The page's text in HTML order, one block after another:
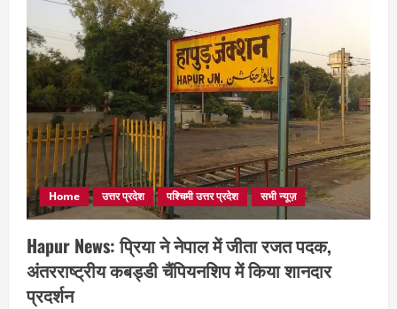
Home उत्तर प्रदेश पश्चिमी उत्तर प्रदेश सभी न्यूज़
Hapur News: प्रिया ने नेपाल में जीता रजत पदक,
अंतरराष्ट्रीय कबड्डी चैंपियनशिप में किया शानदार
प्रदर्शन